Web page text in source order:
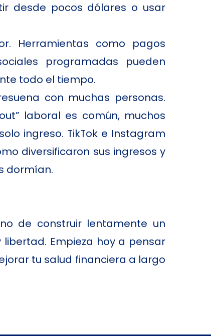
desde pocos dólares o usar
Herramientas como pagos
programadas pueden
todo el tiempo.
con muchas personas.
laboral es común, muchos
ingreso. TikTok e Instagram
diversificaron sus ingresos y
dormían.
de construir lentamente un
Empieza hoy a pensar
tu salud financiera a largo